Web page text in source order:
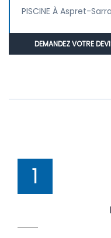
PISCINE À Aspret-
DEMANDEZ VOTRE
1